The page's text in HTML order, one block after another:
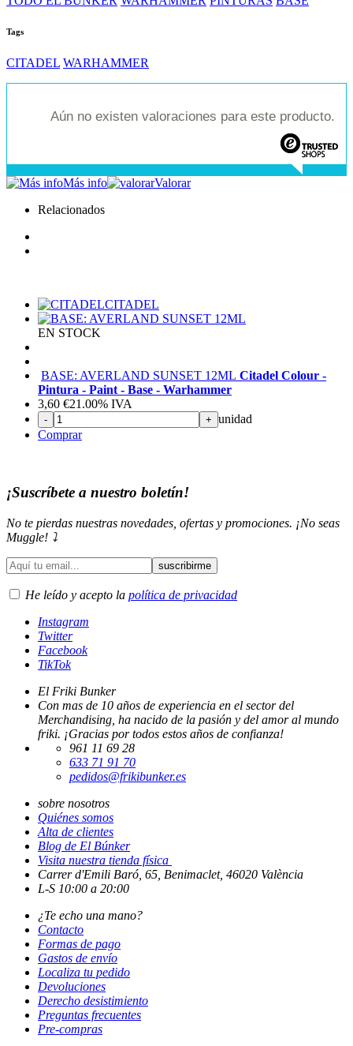
Tags
CITADEL WARHAMMER
Aún no existen valoraciones para este producto.
Más info
Valorar
Relacionados
CITADEL
EN STOCK
BASE: AVERLAND SUNSET 12ML Citadel Colour -
Pintura - Paint - Base - Warhammer
3,60 €21.00% IVA
- + unidad
Comprar
¡Suscríbete a nuestro boletín!
No te pierdas nuestras novedades, ofertas y promociones. ¡No seas
Muggle! ⤵️
He leído y acepto la política de privacidad
Instagram
Twitter
Facebook
TikTok
El Friki Bunker
Con mas de 10 años de experiencia en el sector del
Merchandising, ha nacido de la pasión y del amor al mundo
friki. ¡Gracias por todos estos años de confianza!
961 11 69 28
633 71 91 70
pedidos@frikibunker.es
sobre nosotros
Quiénes somos
Alta de clientes
Blog de El Búnker
Visita nuestra tienda física
Carrer d'Emili Baró, 65, Benimaclet, 46020 València
L-S 10:00 a 20:00
¿Te echo una mano?
Contacto
Formas de pago
Gastos de envío
Localiza tu pedido
Devoluciones
Derecho desistimiento
Preguntas frecuentes
Pre-compras